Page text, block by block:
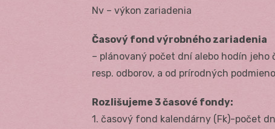
Nv – výkon zariadenia
Časový fond výrobného zariadenia
– plánovaný počet dní alebo hodín
resp. odborov, a od prírodných
Rozlišujeme 3 časové fondy:
1. časový fond kalendárny (Fk)-počet